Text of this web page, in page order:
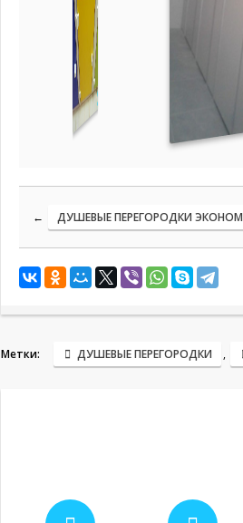
← ДУШЕВЫЕ ПЕРЕГОРОДКИ ЭКОНОМ
Метки: ДУШЕВЫЕ ПЕРЕГОРОДКИ ,